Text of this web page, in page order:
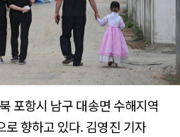
포항시 남구 대송면 수해지역
로 향하고 있다. 김영진 기자